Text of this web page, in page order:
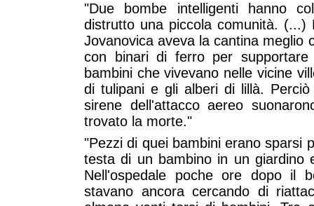
"Due bombe intelligenti hanno
distrutto una piccola comunità.
Jovanovica aveva la cantina meglio
con binari di ferro per
bambini che vivevano nelle vicine
di tulipani e gli alberi di lillà.
sirene dell'attacco aereo
trovato la morte."
"Pezzi di quei bambini erano sparsi
testa di un bambino in un giardino
Nell'ospedale poche ore dopo il
stavano ancora cercando di